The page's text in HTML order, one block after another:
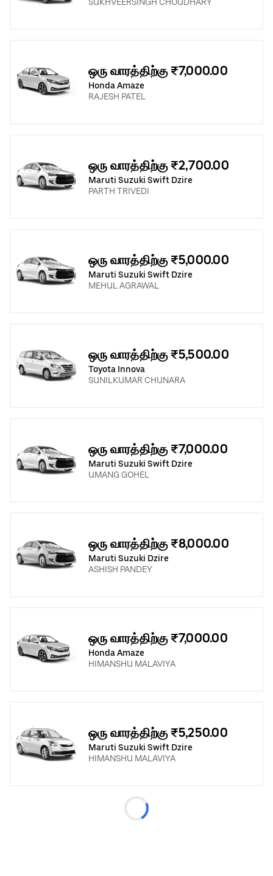
ஒரு வாரத்திற்கு ₹7,000.00
Honda Amaze
RAJESH PATEL
ஒரு வாரத்திற்கு ₹2,700.00
Maruti Suzuki Swift Dzire
PARTH TRIVEDI
ஒரு வாரத்திற்கு ₹5,000.00
Maruti Suzuki Swift Dzire
MEHUL AGRAWAL
ஒரு வாரத்திற்கு ₹5,500.00
Toyota Innova
SUNILKUMAR CHUNARA
ஒரு வாரத்திற்கு ₹7,000.00
Maruti Suzuki Swift Dzire
UMANG GOHEL
ஒரு வாரத்திற்கு ₹8,000.00
Maruti Suzuki Dzire
ASHISH PANDEY
ஒரு வாரத்திற்கு ₹7,000.00
Honda Amaze
HIMANSHU MALAVIYA
ஒரு வாரத்திற்கு ₹5,250.00
Maruti Suzuki Swift Dzire
HIMANSHU MALAVIYA